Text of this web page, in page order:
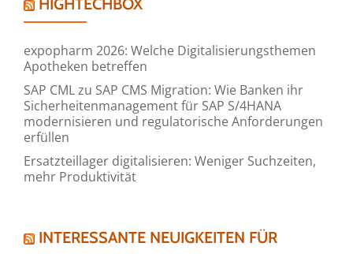
expopharm 2026: Welche Digitalisierungsthemen
Apotheken betreffen
SAP CML zu SAP CMS Migration: Wie Banken ihr
Sicherheitenmanagement für SAP S/4HANA
modernisieren und regulatorische Anforderungen
erfüllen
Ersatzteillager digitalisieren: Weniger Suchzeiten,
mehr Produktivität
INTERESSANTE NEUIGKEITEN FÜR